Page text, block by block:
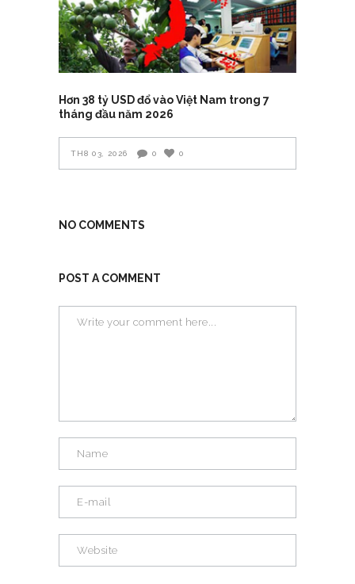
Hơn 38 tỷ USD đổ vào Việt Nam trong 7
tháng đầu năm 2026
TH8 03, 2026 0 0
NO COMMENTS
POST A COMMENT